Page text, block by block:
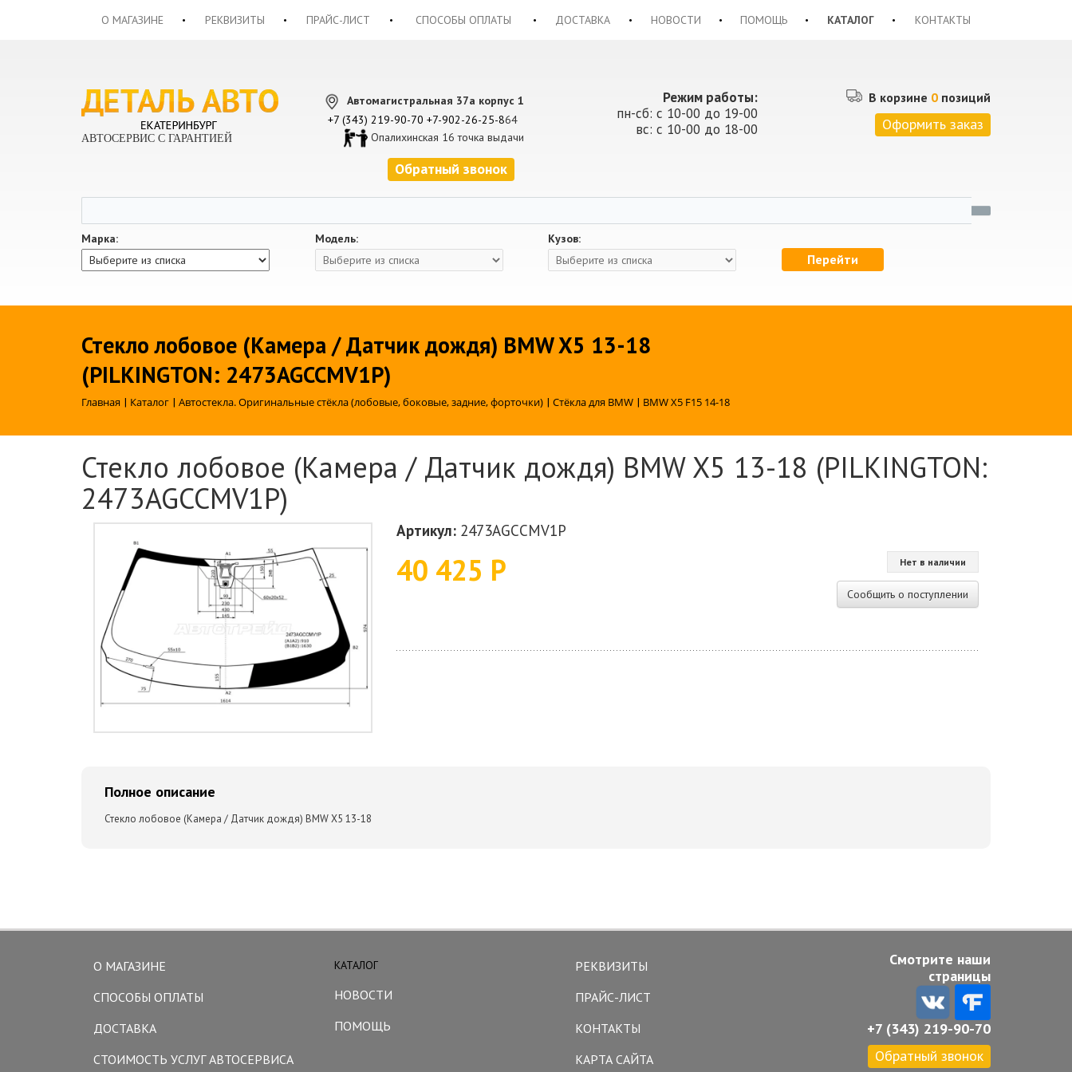
О МАГАЗИНЕ РЕКВИЗИТЫ ПРАЙС-ЛИСТ СПОСОБЫ ОПЛАТЫ ДОСТАВКА НОВОСТИ ПОМОЩЬ КАТАЛОГ КОНТАКТЫ
АВТОСЕРВИС С ГАРАНТИЕЙ
Автомагистральная 37а корпус 1
+7 (343) 219-90-70 +7-902-26-25-864
Опалихинская 16 точка выдачи
Обратный звонок
Режим работы:
пн-сб: с 10-00 до 19-00
вс: с 10-00 до 18-00
В корзине 0 позиций
Оформить заказ
Марка: Модель: Кузов:
Перейти
Стекло лобовое (Камера / Датчик дождя) BMW X5 13-18
(PILKINGTON: 2473AGCCMV1P)
Главная | Каталог | Автостекла. Оригинальные стёкла (лобовые, боковые, задние, форточки) | Стёкла для BMW | BMW X5 F15 14-18
Стекло лобовое (Камера / Датчик дождя) BMW X5 13-18 (PILKINGTON:
2473AGCCMV1P)
Артикул: 2473AGCCMV1P
40 425 Р Нет в наличии
Сообщить о поступлении
Полное описание
Стекло лобовое (Камера / Датчик дождя) BMW X5 13-18
О МАГАЗИНЕ
СПОСОБЫ ОПЛАТЫ
ДОСТАВКА
СТОИМОСТЬ УСЛУГ АВТОСЕРВИСА
КАТАЛОГ
НОВОСТИ
ПОМОЩЬ
РЕКВИЗИТЫ
ПРАЙС-ЛИСТ
КОНТАКТЫ
КАРТА САЙТА
Смотрите наши
страницы
+7 (343) 219-90-70
Обратный звонок